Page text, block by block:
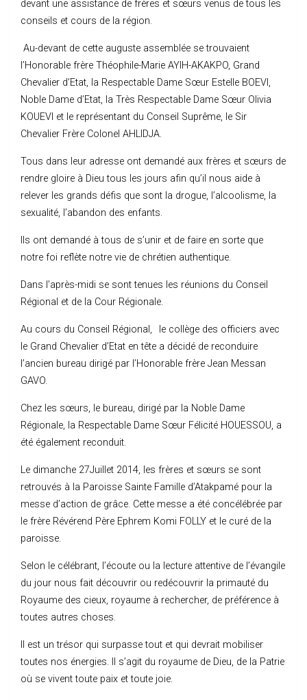
devant une assistance de frères et sœurs venus de tous les
conseils et cours de la région.
Au-devant de cette auguste assemblée se trouvaient
l’Honorable frère Théophile-Marie AYIH-AKAKPO, Grand
Chevalier d’Etat, la Respectable Dame Sœur Estelle BOEVI,
Noble Dame d’Etat, la Très Respectable Dame Sœur Olivia
KOUEVI et le représentant du Conseil Suprême, le Sir
Chevalier Frère Colonel AHLIDJA.
Tous dans leur adresse ont demandé aux frères et sœurs de
rendre gloire à Dieu tous les jours afin qu’il nous aide à
relever les grands défis que sont la drogue, l’alcoolisme, la
sexualité, l’abandon des enfants.
Ils ont demandé à tous de s’unir et de faire en sorte que
notre foi reflète notre vie de chrétien authentique.
Dans l’après-midi se sont tenues les réunions du Conseil
Régional et de la Cour Régionale.
Au cours du Conseil Régional,
le collège des officiers avec
le Grand Chevalier d’Etat en tête a décidé de reconduire
l’ancien bureau dirigé par l’Honorable frère Jean Messan
GAVO.
Chez les sœurs, le bureau, dirigé par la Noble Dame
Régionale, la Respectable Dame Sœur Félicité HOUESSOU, a
été également reconduit.
Le dimanche 27Juillet 2014, les frères et sœurs se sont
retrouvés à la Paroisse Sainte Famille d’Atakpamé pour la
messe d’action de grâce. Cette messe a été concélébrée par
le frère Révérend Père Ephrem Komi FOLLY et le curé de la
paroisse.
Selon le célébrant, l’écoute ou la lecture attentive de l’évangile
du jour nous fait découvrir ou redécouvrir la primauté du
Royaume des cieux, royaume à rechercher, de préférence à
toutes autres choses.
Il est un trésor qui surpasse tout et qui devrait mobiliser
toutes nos énergies. Il s’agit du royaume de Dieu, de la Patrie
où se vivent toute paix et toute joie.